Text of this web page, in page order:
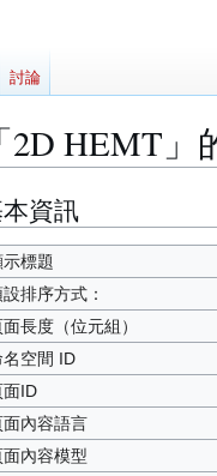
「2D HEMT」
資訊
示標題
排序方式：
長度（位元組）
名空間 ID
面ID
面內容語言
面內容模型
討論